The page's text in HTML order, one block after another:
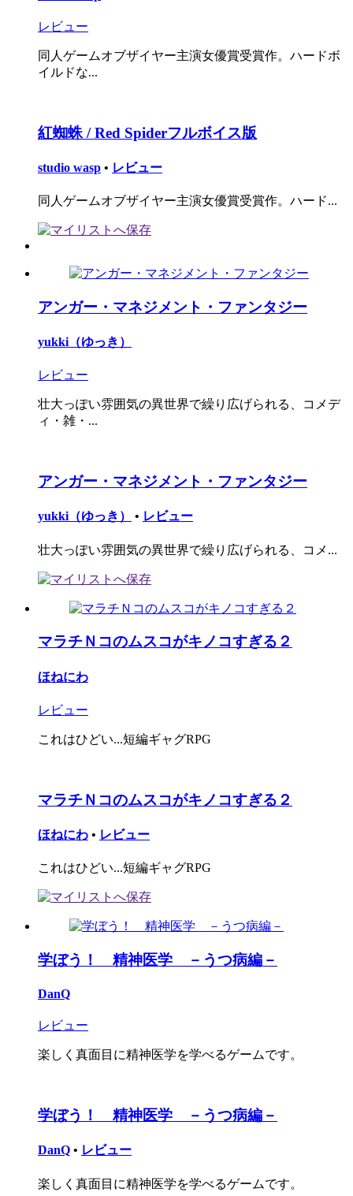
レビュー
同人ゲームオブザイヤー主演女優賞受賞作。ハードボ
イルドな...
紅蜘蛛 / Red Spiderフルボイス版
studio wasp • レビュー
同人ゲームオブザイヤー主演女優賞受賞作。ハード...
アンガー・マネジメント・ファンタジー
yukki（ゆっき）
レビュー
壮大っぽい雰囲気の異世界で繰り広げられる、コメデ
ィ・雑・...
アンガー・マネジメント・ファンタジー
yukki（ゆっき） • レビュー
壮大っぽい雰囲気の異世界で繰り広げられる、コメ...
マラチＮコのムスコがキノコすぎる２
ほねにわ
レビュー
これはひどい...短編ギャグRPG
マラチＮコのムスコがキノコすぎる２
ほねにわ • レビュー
これはひどい...短編ギャグRPG
学ぼう！ 精神医学 －うつ病編－
DanQ
レビュー
楽しく真面目に精神医学を学べるゲームです。
学ぼう！ 精神医学 －うつ病編－
DanQ • レビュー
楽しく真面目に精神医学を学べるゲームです。